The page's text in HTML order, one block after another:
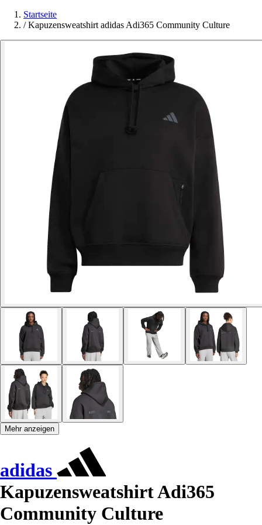
Startseite
/ Kapuzensweatshirt adidas Adi365 Community Culture
Mehr anzeigen
adidas
Kapuzensweatshirt Adi365
Community Culture